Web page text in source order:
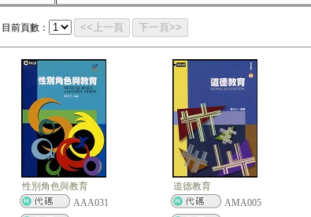
目前頁數： <<上一頁 下一頁>>
性別角色與教育
AAA031
道德教育
AMA005